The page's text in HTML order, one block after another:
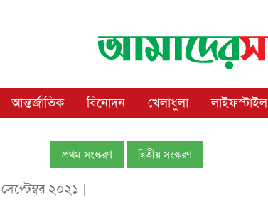
আন্তর্জাতিক বিনোদন খেলাধুলা লাইফস্টাইল
প্রথম সংস্করণ দ্বিতীয় সংস্করণ
২০২১ ]